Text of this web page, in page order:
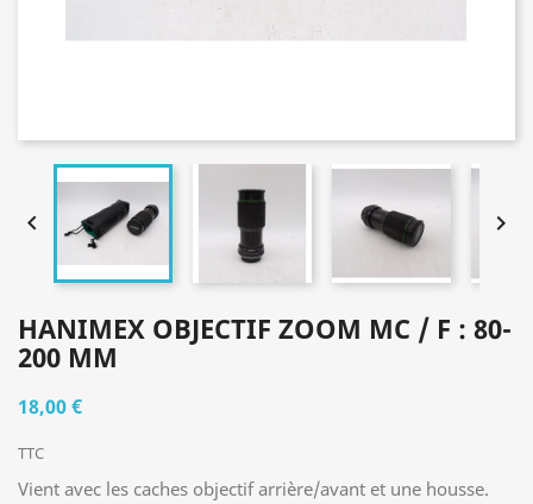
 
HANIMEX OBJECTIF ZOOM MC / F : 80-
200 MM
18,00 €
TTC
Vient avec les caches objectif arrière/avant et une housse.